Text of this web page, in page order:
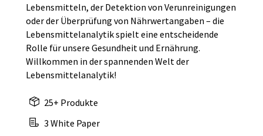
Lebensmitteln, der Detektion von Verunreinigungen
oder der Überprüfung von Nährwertangaben – die
Lebensmittelanalytik spielt eine entscheidende
Rolle für unsere Gesundheit und Ernährung.
Willkommen in der spannenden Welt der
Lebensmittelanalytik!
25+ Produkte
3 White Paper